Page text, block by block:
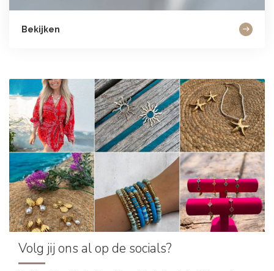
Bekijken
Volg jij ons al op de socials?